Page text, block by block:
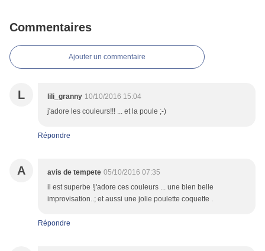
Commentaires
Ajouter un commentaire
L lili_granny 10/10/2016 15:04
j'adore les couleurs!!! ... et la poule ;-)
Répondre
A avis de tempete 05/10/2016 07:35
il est superbe !j'adore ces couleurs ... une bien belle
improvisation..; et aussi une jolie poulette coquette .
Répondre